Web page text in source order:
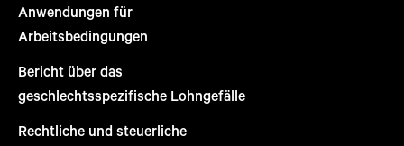
Anwendungen für
Arbeitsbedingungen
Bericht über das
geschlechtsspezifische Lohngefälle
Rechtliche und steuerliche